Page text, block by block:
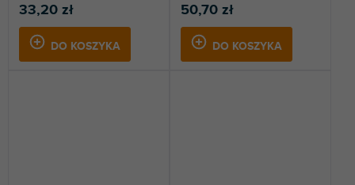
33,20 zł
DO KOSZYKA
50,70 zł
DO KOSZYKA